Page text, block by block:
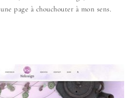
page à chouchouter à mon sens.